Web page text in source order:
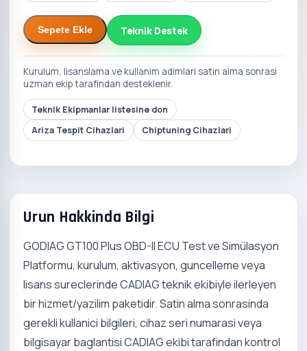
Sepete Ekle Teknik Destek
Kurulum, lisanslama ve kullanim adimlari satin alma sonrasi
uzman ekip tarafindan desteklenir.
Teknik Ekipmanlar listesine don
Ariza Tespit Cihazlari
Chiptuning Cihazlari
Urun Hakkinda Bilgi
GODIAG GT100 Plus OBD-II ECU Test ve Simülasyon
Platformu, kurulum, aktivasyon, guncelleme veya
lisans sureclerinde CADIAG teknik ekibiyle ilerleyen
bir hizmet/yazilim paketidir. Satin alma sonrasinda
gerekli kullanici bilgileri, cihaz seri numarasi veya
bilgisayar baglantisi CADIAG ekibi tarafindan kontrol